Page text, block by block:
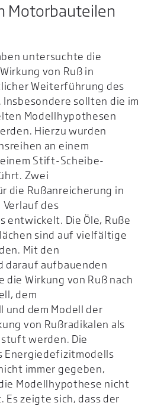
Motorbauteilen
untersuchte die
von Ruß in
Weiterführung des
Insbesondere sollten die im
Modellhypothesen
Hierzu wurden
an einem
Stift-Scheibe-
Zwei
die Rußanreicherung in
Verlauf des
entwickelt. Die Öle, Ruße
sind auf vielfältige
Mit den
darauf aufbauenden
Wirkung von Ruß nach
dem
und dem Modell der
von Rußradikalen als
werden. Die
Energiedefizitmodells
immer gegeben,
Modellhypothese nicht
zeigte sich, dass der